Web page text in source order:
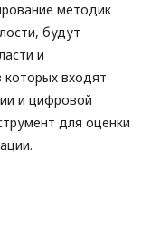
методик
будут
и
которых входят
и цифровой
для оценки